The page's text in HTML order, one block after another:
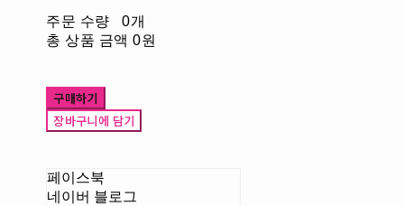
주문 수량
0개
총 상품 금액 0원
구매하기
장바구니에 담기
페이스북
네이버 블로그